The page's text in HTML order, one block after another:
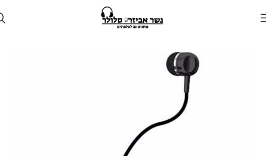
אוזניות דיבורית